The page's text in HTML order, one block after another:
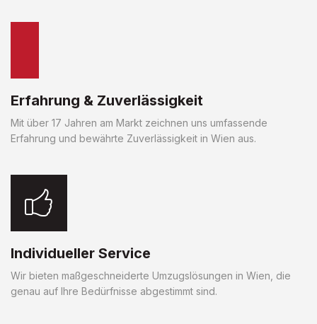
Erfahrung & Zuverlässigkeit
Mit über 17 Jahren am Markt zeichnen uns umfassende
Erfahrung und bewährte Zuverlässigkeit in Wien aus.
Individueller Service
Wir bieten maßgeschneiderte Umzugslösungen in Wien, die
genau auf Ihre Bedürfnisse abgestimmt sind.